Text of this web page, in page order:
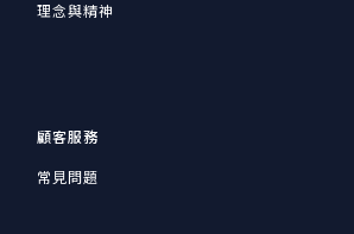
理念與精神
顧客服務
常見問題